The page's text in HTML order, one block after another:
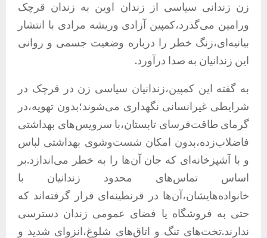
زن زندانی سیاسی از زندان اوین به زندان قرچک
ورامین می‌گذرد،کمپین آزادی وریشه مرادی با انتشار
بیانیه‌ای،زنگ خطر را درباره وضعیت جسمی و روانی
این زندانیان به صدا درآورد.
به گفته این کمپین،زندانیان سیاسی زن در قرچک در
شرایطی غیرانسانی نگهداری می‌شوند؛بدون تهویه،در
گرمای طاقت‌فرسای تابستان،با سرویس‌های بهداشتی
فاضلاب‌زده،بدون امکان شست‌وشوی بهداشتی لباس
و با آشپزخانه‌ای که جان آن‌ها را به خطر می‌اندازد.بر
اساس تماس‌های محدود زندانیان با
خانواده‌هایشان،آن‌ها در قرنطینه‌ای قرار گرفته‌اند که
حتی به فروشگاه یا فضای عمومی زندان دسترسی
ندارند.تخت‌های تنگ و اتاق‌های شلوغ،انزوای شدید و